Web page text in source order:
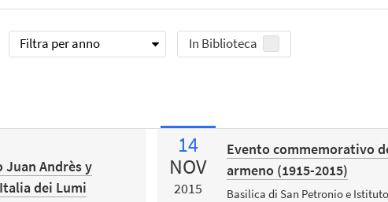
Filtra per anno In Biblioteca
Andrès y
dei Lumi
14
NOV
2015
Evento commemorativo
armeno (1915-2015)
Basilica di San Petronio e